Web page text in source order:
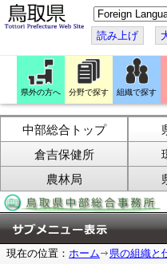
こ
の
ペ
ー
ジ
翻
訳
す
る
読み上げ
県外の方へ 分野で探す 組織で探す
中部総合トップ
倉吉保健所
農林局
現在の位置： ホーム 県の組織と